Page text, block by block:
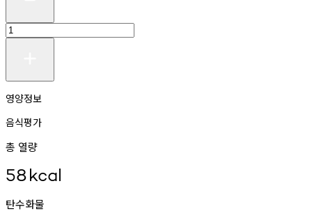
영양정보
음식평가
총 열량
58kcal
탄수화물